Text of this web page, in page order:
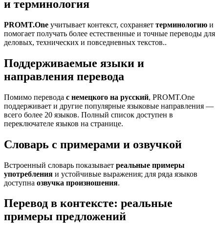
и терминология
PROMT.One учитывает контекст, сохраняет терминологию и
помогает получать более естественные и точные переводы для
деловых, технических и повседневных текстов..
Поддерживаемые языки и
направления перевода
Помимо перевода с немецкого на русский, PROMT.One
поддерживает и другие популярные языковые направления —
всего более 20 языков. Полный список доступен в
переключателе языков на странице.
Словарь с примерами и озвучкой
Встроенный словарь показывает реальные примеры
употребления и устойчивые выражения; для ряда языков
доступна озвучка произношения.
Перевод в контексте: реальные
примеры предложений